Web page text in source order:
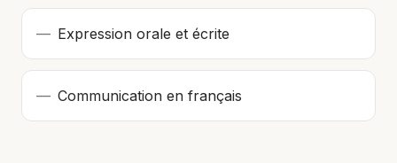
— Expression orale et écrite
— Communication en français